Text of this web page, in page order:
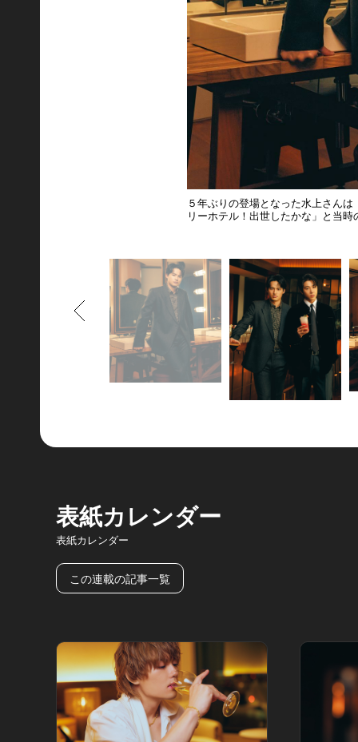
５年ぶりの登場となった水上さん
リーホテル！出世したかな」と当
もどる
表紙カレンダー
表紙カレンダー
この連載の記事一覧